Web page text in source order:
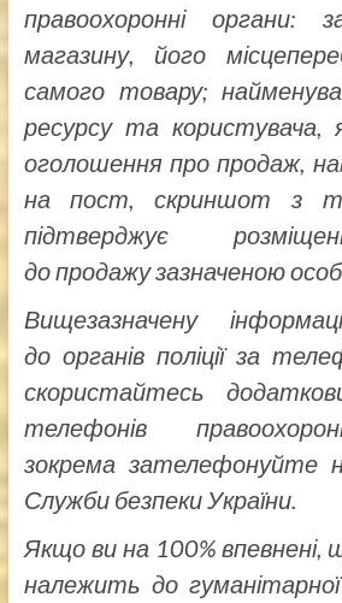
правоохоронні органи:
магазину, його
самого товару;
ресурсу та користувача,
оголошення про продаж,
на пост, скриншот з
підтверджує
до продажу зазначеною
Вищезазначену
до органів поліції за
скористайтесь
телефонів
зокрема зателефонуйте
Служби безпеки України.
Якщо ви на 100% впевнені,
належить до